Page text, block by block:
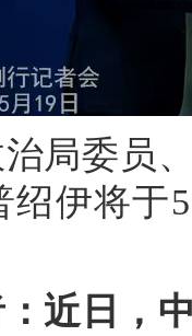
局委员
绍伊将于
近日，